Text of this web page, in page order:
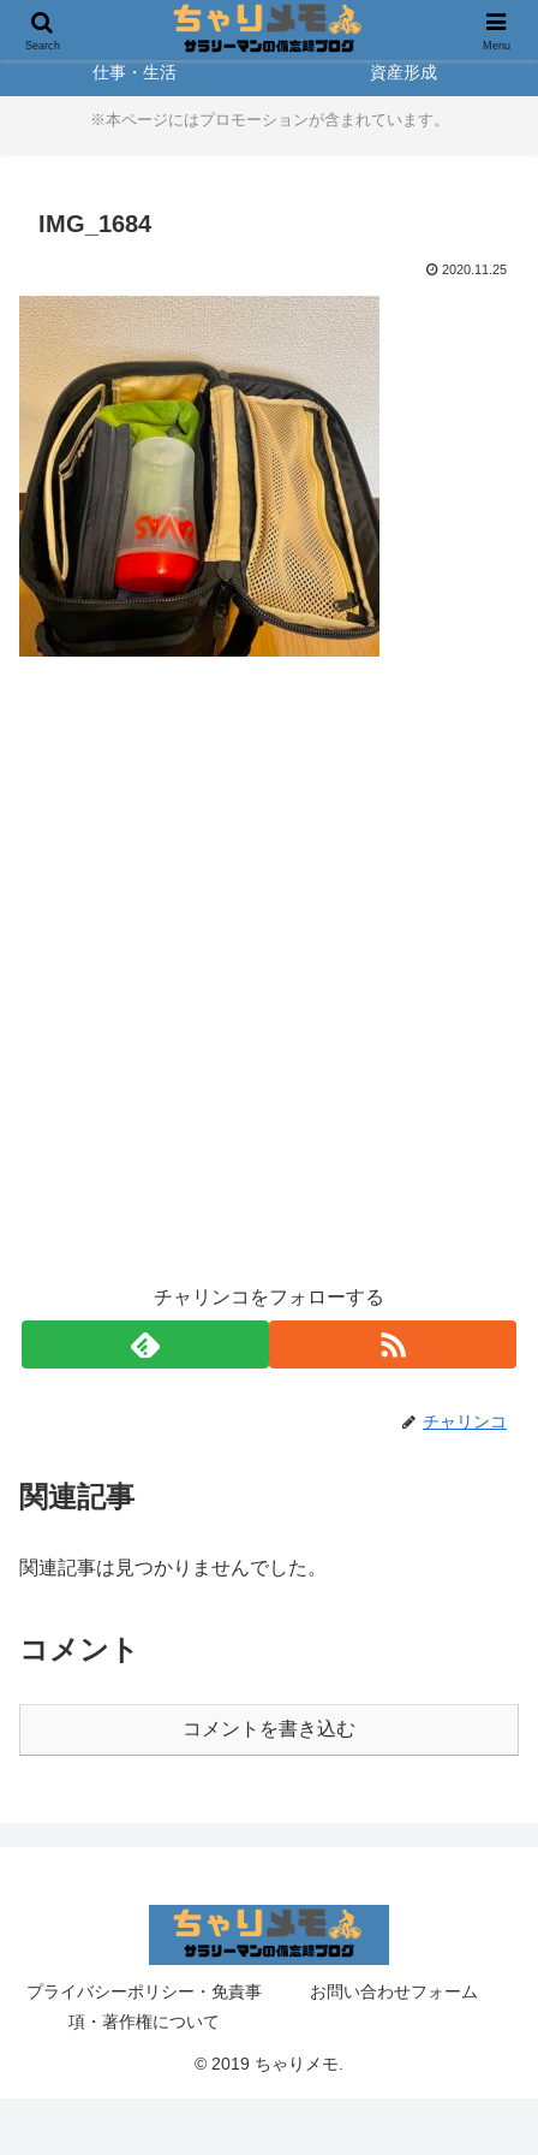
製品レビュー
仕事・生活 資産形成
※本ページにはプロモーションが含まれています。
IMG_1684
2020.11.25
チャリンコをフォローする
チャリンコ
関連記事
関連記事は見つかりませんでした。
コメント
コメントを書き込む
プライバシーポリシー・免責事
項・著作権について
お問い合わせフォーム
© 2019 ちゃりメモ.
Search Menu